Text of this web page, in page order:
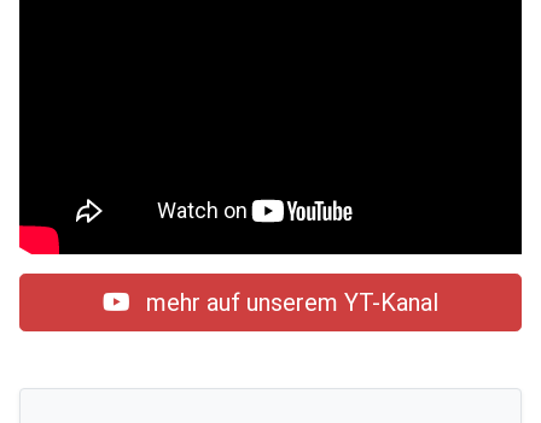
mehr auf unserem YT-Kanal